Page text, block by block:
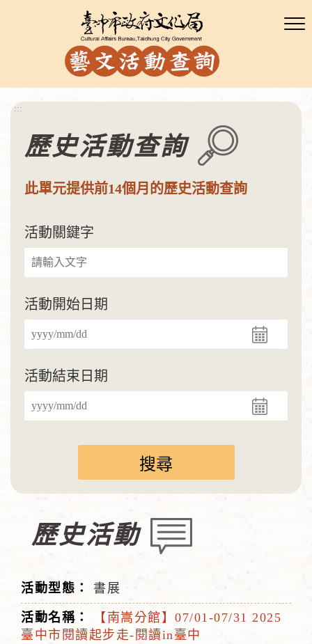
:::
歷史活動查詢
此單元提供前14個月的歷史活動查詢
活動關鍵字
活動開始日期
活動結束日期
歷史活動
書展
【南嵩分館】07/01-07/31 2025
臺中市閱讀起步走-閱讀in臺中